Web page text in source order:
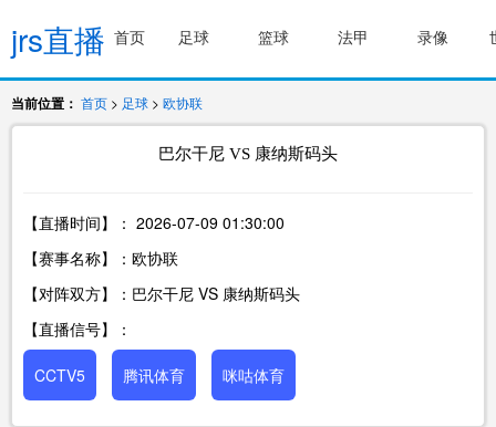
jrs直播 首页 足球 篮球 法甲 录像
当前位置： 首页 > 足球 > 欧协联
巴尔干尼 VS 康纳斯码头
【直播时间】： 2026-07-09 01:30:00
【赛事名称】：欧协联
【对阵双方】：巴尔干尼 VS 康纳斯码头
【直播信号】：
CCTV5 腾讯体育 咪咕体育